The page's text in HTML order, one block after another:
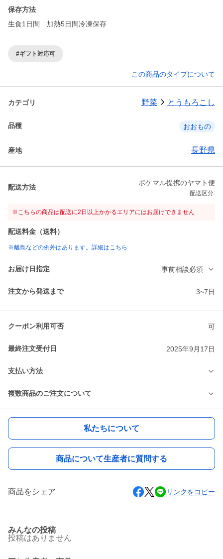
保存方法
生食1日間 加熱5日間冷凍保存
#ギフト対応可
この商品のタイプについて
カテゴリ 野菜 とうもろこし
品種 おおもの
産地 長野県
配送方法
ポケマル提携のヤマト便
配送区分:
※こちらの商品は配送に2日以上かかるエリアにはお届けできません
配送料金（送料）
※離島などの例外はあります。詳細はこちら
お届け日指定 事前相談必須
注文から発送まで 3~7日
クーポン利用可否 可
最終注文受付日 2025年9月17日
支払い方法
複数商品のご注文について
私たちについて
商品について生産者に質問する
商品をシェア リンクをコピー
みんなの投稿
投稿はありません